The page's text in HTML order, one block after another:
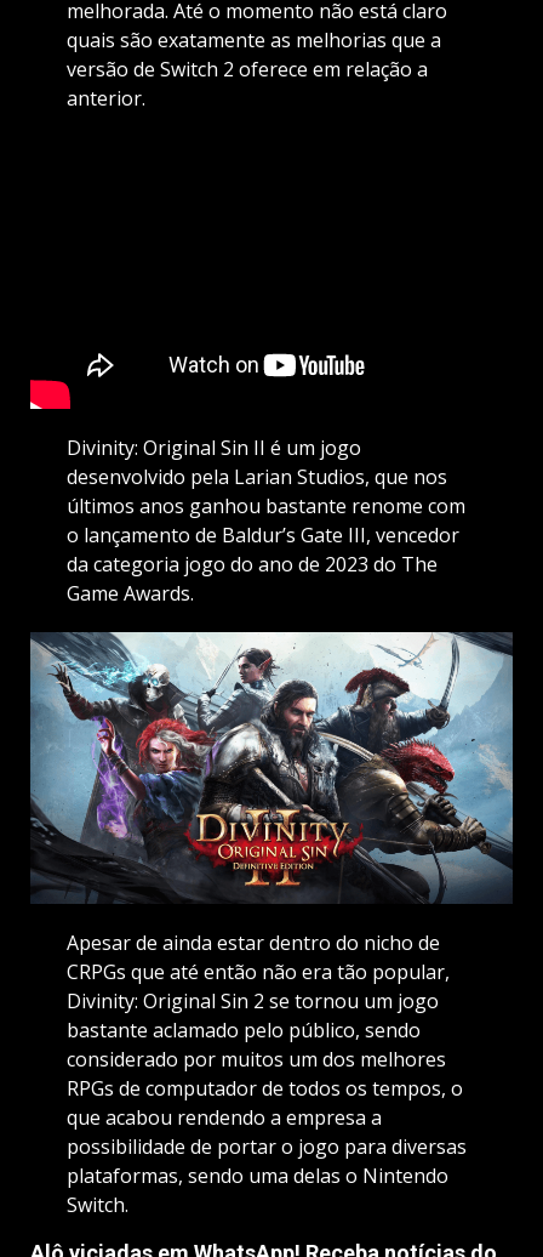
melhorada. Até o momento não está claro
quais são exatamente as melhorias que a
versão de Switch 2 oferece em relação a
anterior.
Divinity: Original Sin II é um jogo
desenvolvido pela Larian Studios, que nos
últimos anos ganhou bastante renome com
o lançamento de Baldur’s Gate III, vencedor
da categoria jogo do ano de 2023 do The
Game Awards.
Apesar de ainda estar dentro do nicho de
CRPGs que até então não era tão popular,
Divinity: Original Sin 2 se tornou um jogo
bastante aclamado pelo público, sendo
considerado por muitos um dos melhores
RPGs de computador de todos os tempos, o
que acabou rendendo a empresa a
possibilidade de portar o jogo para diversas
plataformas, sendo uma delas o Nintendo
Switch.